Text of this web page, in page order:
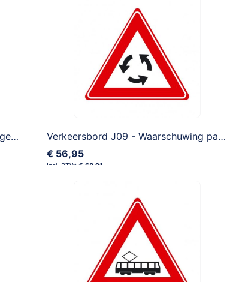
Verkeersbord J08 - Waarschuwing gevaarlijk kruispunt
Verkeersbord J09 - Waarschuwing pas je snelheid aan, je nadert een rotonde
€ 56,95
€ 68,91